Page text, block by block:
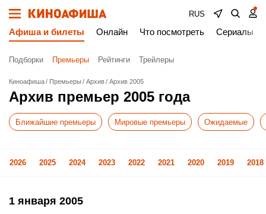
RUS
Афиша и билеты Онлайн Что посмотреть Сериалы
Подборки Премьеры Рейтинги Трейлеры
Киноафиша Премьеры Архив Архив 2005
Архив премьер 2005 года
Ближайшие премьеры Мировые премьеры Ожидаемые
2026 2025 2024 2023 2022 2021 2020 2019 2018
1 января 2005